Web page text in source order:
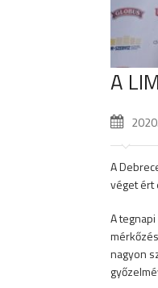
A
A
véget ért
A
nagyon